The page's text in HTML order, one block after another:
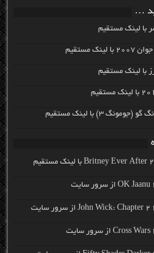
…
با لینک مستقیم
مستقیم
با لینک مستقیم
۳) با لینک مستقیم